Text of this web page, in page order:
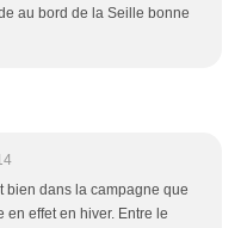
au bord de la Seille bonne
dans la campagne que
effet en hiver. Entre le